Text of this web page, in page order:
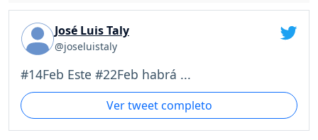
José Luis Taly
@joseluistaly
#14Feb Este #22Feb habrá ...
Ver tweet completo